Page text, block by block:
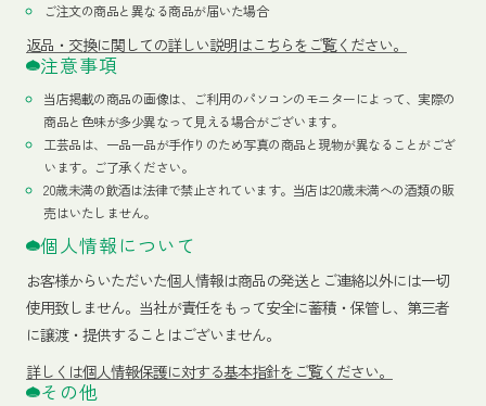
ご注文の商品と異なる商品が届いた場合
返品・交換に関しての詳しい説明はこちらをご覧ください。
注意事項
当店掲載の商品の画像は、ご利用のパソコンのモニターによって、実際の
商品と色味が多少異なって見える場合がございます。
工芸品は、一品一品が手作りのため写真の商品と現物が異なることがござ
います。ご了承ください。
20歳未満の飲酒は法律で禁止されています。当店は20歳未満への酒類の販
売はいたしません。
個人情報について
お客様からいただいた個人情報は商品の発送とご連絡以外には一切
使用致しません。当社が責任をもって安全に蓄積・保管し、第三者
に譲渡・提供することはございません。
詳しくは個人情報保護に対する基本指針をご覧ください。
その他